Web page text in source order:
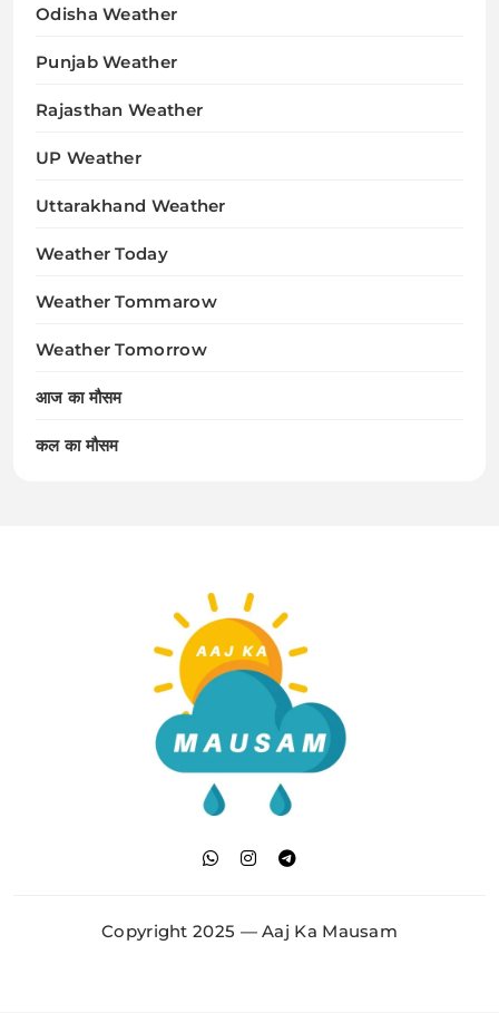
Odisha Weather
Punjab Weather
Rajasthan Weather
UP Weather
Uttarakhand Weather
Weather Today
Weather Tommarow
Weather Tomorrow
आज का मौसम
कल का मौसम
Aaj Ka Mausam | आज
जानकारी सबसे पहले
Copyright 2025 — Aaj Ka Mausam